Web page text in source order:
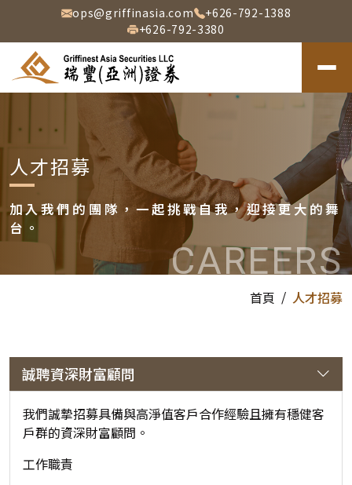
ops@griffinasia.com
+626-792-1388
+626-792-3380
客戶
才
招
募
∣
瑞
公
人才招募
加入我們的團隊，一起挑戰自我，迎接更大的舞
台。
首頁 人才招募
誠聘資深財富顧問
我們誠摯招募具備與高淨值客戶合作經驗且擁有穩健客
戶群的資深財富顧問。
工作職責